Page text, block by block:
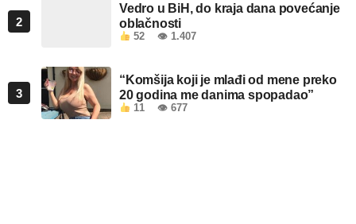
2
Vedro u BiH, do kraja dana povećanje
oblačnosti
52 👁 1.407
3
“Komšija koji je mlađi od mene preko
20 godina me danima spopadao”
11 👁 677